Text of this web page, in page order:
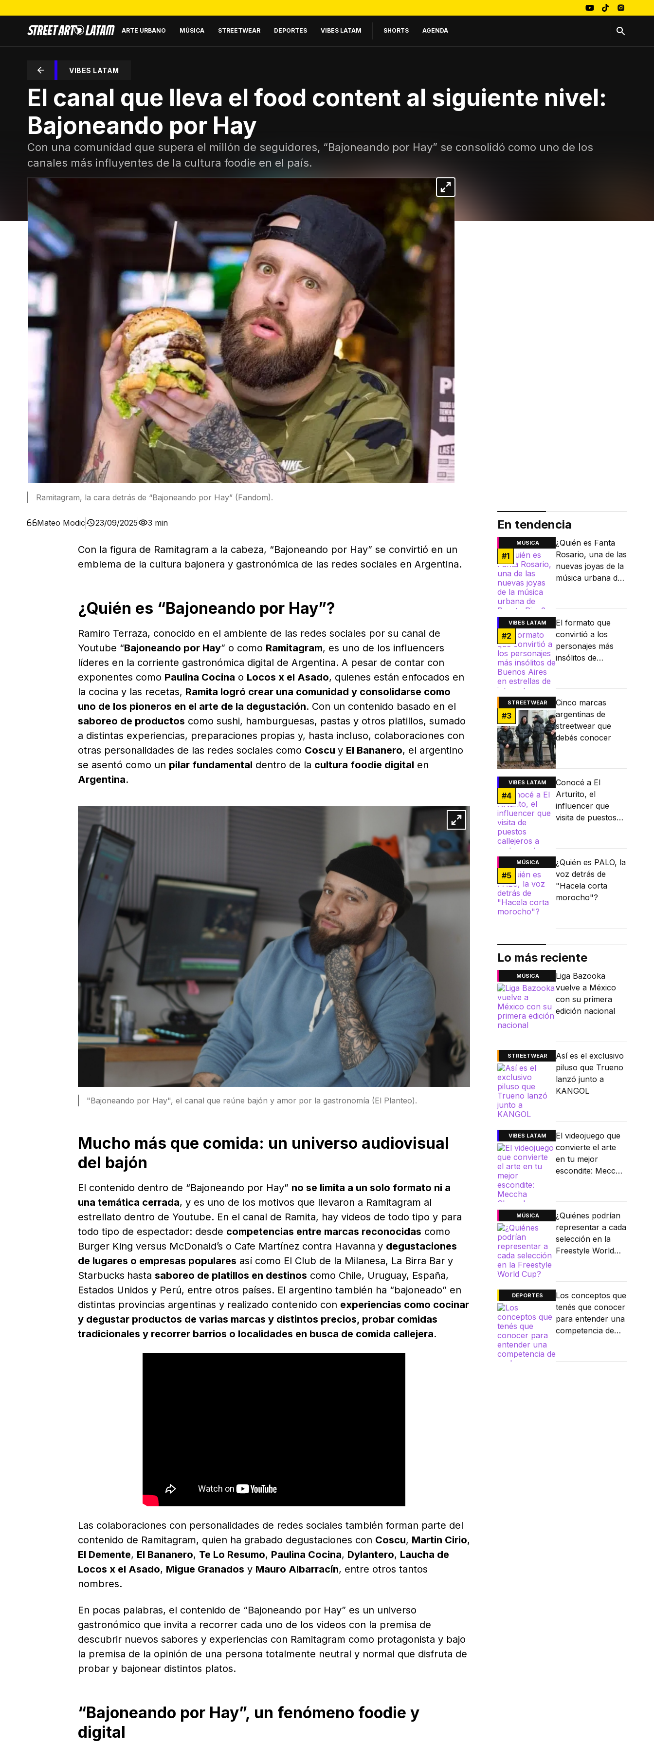
ARTE URBANO MÚSICA STREETWEAR DEPORTES VIBES LATAM SHORTS AGENDA
VIBES LATAM
El canal que lleva el food content al siguiente nivel:
Bajoneando por Hay
Con una comunidad que supera el millón de seguidores, “Bajoneando por Hay” se consolidó como uno de los
canales más influyentes de la cultura foodie en el país.
Ramitagram, la cara detrás de “Bajoneando por Hay” (Fandom).
Mateo Modic 23/09/2025 3 min
Con la figura de Ramitagram a la cabeza, “Bajoneando por Hay” se convirtió en un
emblema de la cultura bajonera y gastronómica de las redes sociales en Argentina.
¿Quién es “Bajoneando por Hay”?
Ramiro Terraza, conocido en el ambiente de las redes sociales por su canal de
Youtube “Bajoneando por Hay” o como Ramitagram, es uno de los influencers
líderes en la corriente gastronómica digital de Argentina. A pesar de contar con
exponentes como Paulina Cocina o Locos x el Asado, quienes están enfocados en
la cocina y las recetas, Ramita logró crear una comunidad y consolidarse como
uno de los pioneros en el arte de la degustación. Con un contenido basado en el
saboreo de productos como sushi, hamburguesas, pastas y otros platillos, sumado
a distintas experiencias, preparaciones propias y, hasta incluso, colaboraciones con
otras personalidades de las redes sociales como Coscu y El Bananero, el argentino
se asentó como un pilar fundamental dentro de la cultura foodie digital en
Argentina.
"Bajoneando por Hay", el canal que reúne bajón y amor por la gastronomía (El Planteo).
Mucho más que comida: un universo audiovisual
del bajón
El contenido dentro de “Bajoneando por Hay” no se limita a un solo formato ni a
una temática cerrada, y es uno de los motivos que llevaron a Ramitagram al
estrellato dentro de Youtube. En el canal de Ramita, hay videos de todo tipo y para
todo tipo de espectador: desde competencias entre marcas reconocidas como
Burger King versus McDonald’s o Cafe Martínez contra Havanna y degustaciones
de lugares o empresas populares así como El Club de la Milanesa, La Birra Bar y
Starbucks hasta saboreo de platillos en destinos como Chile, Uruguay, España,
Estados Unidos y Perú, entre otros países. El argentino también ha “bajoneado” en
distintas provincias argentinas y realizado contenido con experiencias como cocinar
y degustar productos de varias marcas y distintos precios, probar comidas
tradicionales y recorrer barrios o localidades en busca de comida callejera.
Las colaboraciones con personalidades de redes sociales también forman parte del
contenido de Ramitagram, quien ha grabado degustaciones con Coscu, Martin Cirio,
El Demente, El Bananero, Te Lo Resumo, Paulina Cocina, Dylantero, Laucha de
Locos x el Asado, Migue Granados y Mauro Albarracín, entre otros tantos
nombres.
En pocas palabras, el contenido de “Bajoneando por Hay” es un universo
gastronómico que invita a recorrer cada uno de los videos con la premisa de
descubrir nuevos sabores y experiencias con Ramitagram como protagonista y bajo
la premisa de la opinión de una persona totalmente neutral y normal que disfruta de
probar y bajonear distintos platos.
“Bajoneando por Hay”, un fenómeno foodie y
digital
En tendencia
MÚSICA
#1
¿Quién es Fanta
Rosario, una de las
nuevas joyas de la
música urbana de
VIBES LATAM
#2
El formato que
convirtió a los
personajes más
insólitos de
STREETWEAR
#3
Cinco marcas
argentinas de
streetwear que
debés conocer
VIBES LATAM
#4
Conocé a El
Arturito, el
influencer que
visita de puestos
MÚSICA
#5
¿Quién es PALO, la
voz detrás de
"Hacela corta
morocho"?
Lo más reciente
MÚSICA
Liga Bazooka
vuelve a México
con su primera
edición nacional
STREETWEAR
Así es el exclusivo
piluso que Trueno
lanzó junto a
KANGOL
VIBES LATAM
El videojuego que
convierte el arte
en tu mejor
escondite: Meccha
MÚSICA
¿Quiénes podrían
representar a cada
selección en la
Freestyle World
DEPORTES
Los conceptos que
tenés que conocer
para entender una
competencia de